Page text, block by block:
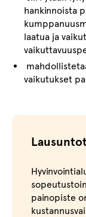
hankinnoista
laatua ja
vaikutukset
painopiste